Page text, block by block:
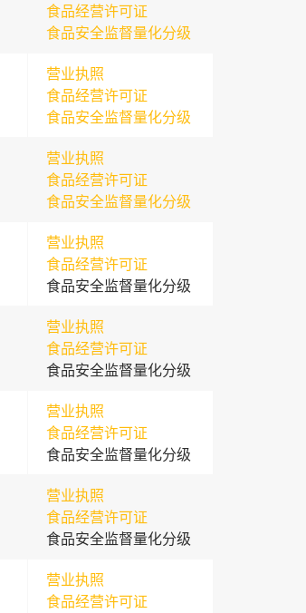
食品经营许可证
食品安全监督量化分级
营业执照
食品经营许可证
食品安全监督量化分级
营业执照
食品经营许可证
食品安全监督量化分级
营业执照
食品经营许可证
食品安全监督量化分级
营业执照
食品经营许可证
食品安全监督量化分级
营业执照
食品经营许可证
食品安全监督量化分级
营业执照
食品经营许可证
食品安全监督量化分级
营业执照
食品经营许可证